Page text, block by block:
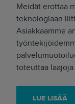
Meidät erottaa
teknologiaan
Asiakkaamme
toteuttaa
LUE LISÄÄ